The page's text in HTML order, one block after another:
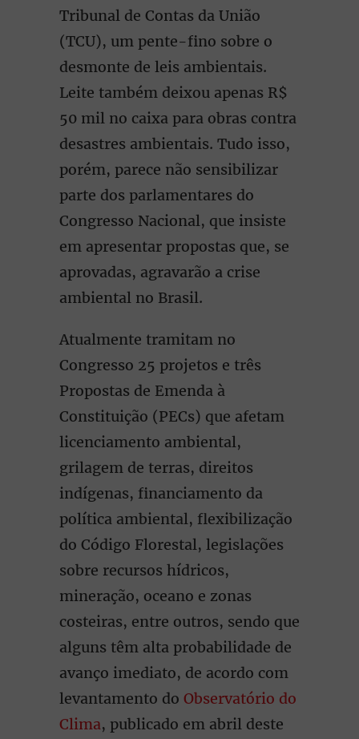
Tribunal de Contas da União
(TCU), um pente-fino sobre o
desmonte de leis ambientais.
Leite também deixou apenas R$
50 mil no caixa para obras contra
desastres ambientais. Tudo isso,
porém, parece não sensibilizar
parte dos parlamentares do
Congresso Nacional, que insiste
em apresentar propostas que, se
aprovadas, agravarão a crise
ambiental no Brasil.
Atualmente tramitam no
Congresso 25 projetos e três
Propostas de Emenda à
Constituição (PECs) que afetam
licenciamento ambiental,
grilagem de terras, direitos
indígenas, financiamento da
política ambiental, flexibilização
do Código Florestal, legislações
sobre recursos hídricos,
mineração, oceano e zonas
costeiras, entre outros, sendo que
alguns têm alta probabilidade de
avanço imediato, de acordo com
levantamento do Observatório do
Clima, publicado em abril deste